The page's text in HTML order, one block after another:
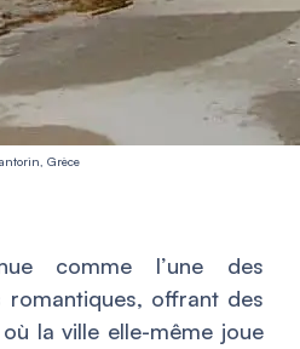
Grèce
comme l’une des
romantiques, offrant des
la ville elle-même joue